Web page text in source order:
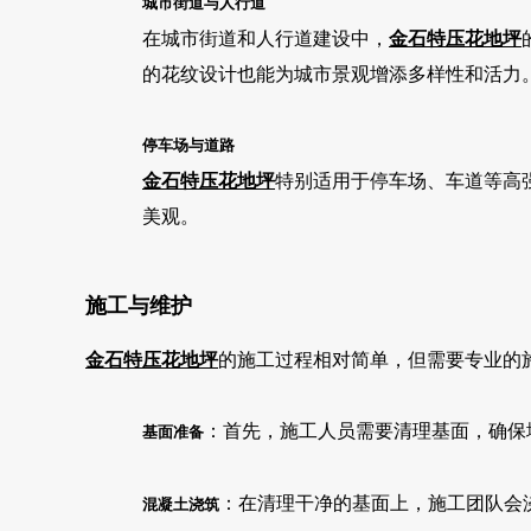
在城市街道和人行道建设中， 金石特压花地坪
的花纹设计也能为城市景观增添多样性和活力
停车场与道路
金石特压花地坪特别适用于停车场、车道等高
美观。
施工与维护
金石特压花地坪的施工过程相对简单，但需要专业
基面准备 ：首先，施工人员需要清理基面，确
混凝土浇筑 ：在清理干净的基面上，施工团队